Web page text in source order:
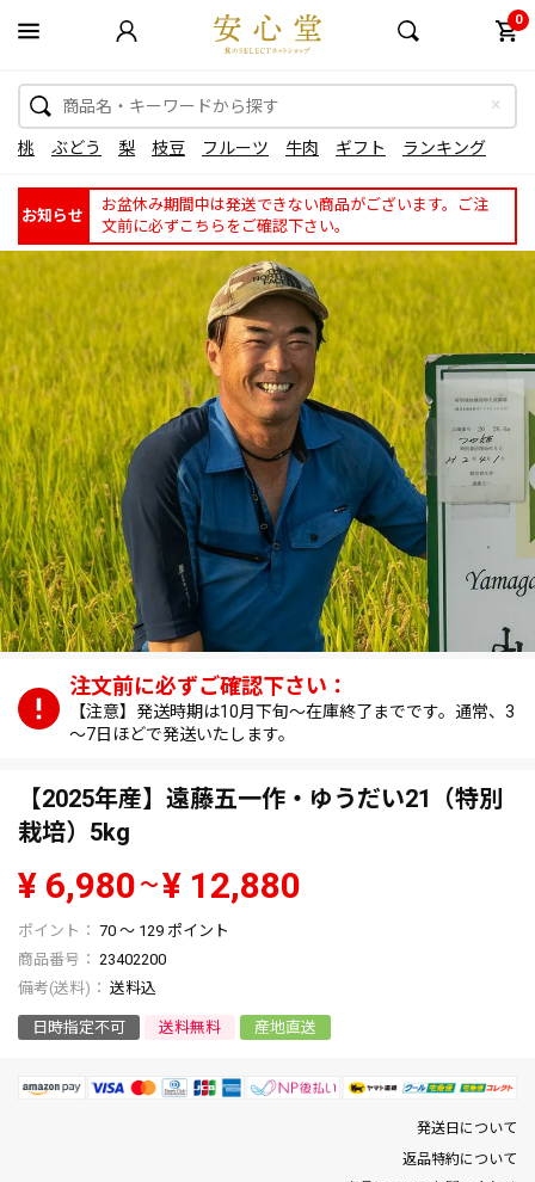
0
桃 ぶどう 梨 枝豆 フルーツ 牛肉 ギフト ランキング
お知らせ
お盆休み期間中は発送できない商品がございます。ご注
文前に必ずこちらをご確認下さい。
【注意】発送時期は10月下旬～在庫終了までです。通常、3
～7日ほどで発送いたします。
【2025年産】遠藤五一作・ゆうだい21（特別
栽培）5kg
¥ 6,980 〜¥ 12,880
70 〜 129 ポイント
商品番号
23402200
送料込
日時指定不可 送料無料 産地直送
発送日について
返品特約について